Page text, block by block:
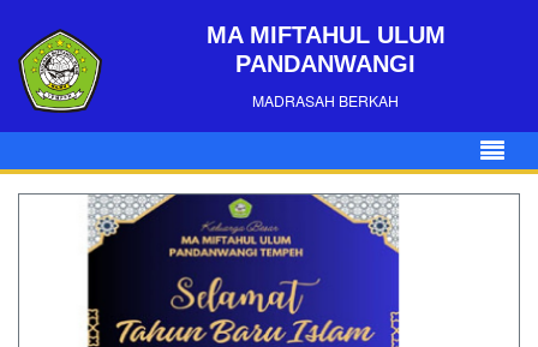
MA MIFTAHUL ULUM
PANDANWANGI
MADRASAH BERKAH